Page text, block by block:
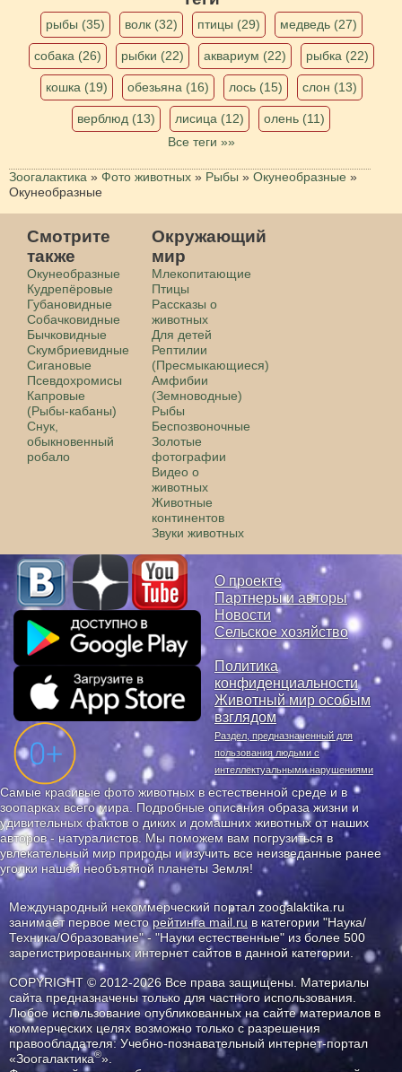
рыбы (35) волк (32) птицы (29) медведь (27)
собака (26) рыбки (22) аквариум (22) рыбка (22)
кошка (19) обезьяна (16) лось (15) слон (13)
верблюд (13) лисица (12)
олень (11)
Все теги »»
Зоогалактика » Фото животных » Рыбы » Окунеобразные »
Окунеобразные
Смотрите
также
Окунеобразные
Кудрепёровые
Губановидные
Собачковидные
Бычковидные
Скумбриевидные
Сигановые
Псевдохромисы
Капровые
(Рыбы-кабаны)
Снук,
обыкновенный
робало
Окружающий
мир
Млекопитающие
Птицы
Рассказы о
животных
Для детей
Рептилии
(Пресмыкающиеся)
Амфибии
(Земноводные)
Рыбы
Беспозвоночные
Золотые
фотографии
Видео о
животных
Животные
континентов
Звуки животных
О проекте
Партнеры и авторы
Новости
Сельское хозяйство
Политика
конфиденциальности
Животный мир особым
взглядом
Раздел, предназначенный для
пользования людьми с
интеллектуальными нарушениями
Самые красивые фото животных в естественной среде и в
зоопарках всего мира. Подробные описания образа жизни и
удивительных фактов о диких и домашних животных от наших
авторов - натуралистов. Мы поможем вам погрузиться в
увлекательный мир природы и изучить все неизведанные ранее
уголки нашей необъятной планеты Земля!
Международный некоммерческий портал zoogalaktika.ru
занимает первое месторейтинга mail.ru в категории "Наука/
Техника/Образование" - "Науки естественные" из более 500
зарегистрированных интернет сайтов в данной категории.
COPYRIGHT © 2012-2026 Все права защищены. Материалы
сайта предназначены только для частного использования.
Любое использование опубликованных на сайте материалов в
коммерческих целях возможно только с разрешения
правообладателя: Учебно-познавательный интернет-портал
«Зоогалактика®».